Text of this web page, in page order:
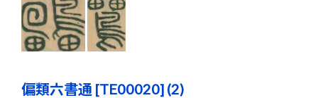
偏類六書通 [TE00020] (2)